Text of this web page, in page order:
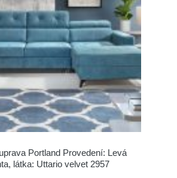
Portland Provedení: Levá
látka: Uttario velvet 2957